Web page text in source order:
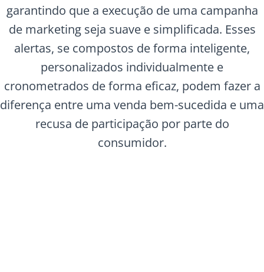
garantindo que a execução de uma campanha
de marketing seja suave e simplificada. Esses
alertas, se compostos de forma inteligente,
personalizados individualmente e
cronometrados de forma eficaz, podem fazer a
diferença entre uma venda bem-sucedida e uma
recusa de participação por parte do
consumidor.